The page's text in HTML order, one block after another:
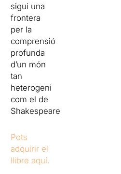
sigui una
frontera
per la
comprensió
profunda
d’un món
tan
heterogeni
com el de
Shakespeare”.
Pots
adquirir el
llibre aquí.